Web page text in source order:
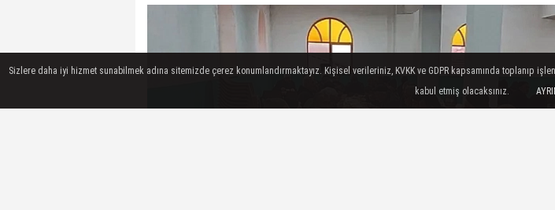
Sizlere daha iyi hizmet sunabilmek adına sitemizde çerez konumlandırmaktayız. Kişisel verileriniz, KVKK ve GDPR kapsamında toplanıp
kabul etmiş olacaksınız.